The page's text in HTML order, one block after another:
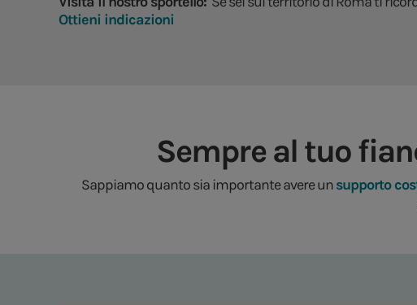
Ottieni indicazioni
Sempre al tuo
Sappiamo quanto sia importante avere unsupporto